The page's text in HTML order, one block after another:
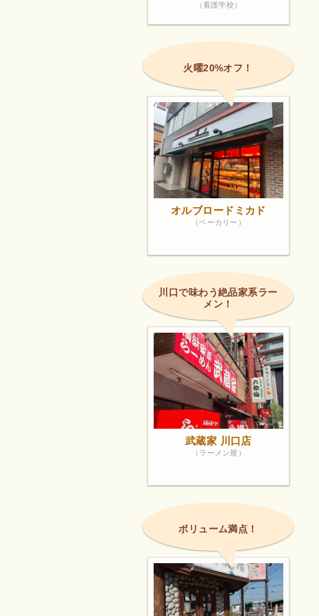
（看護学校）
火曜20%オフ！
オルブロードミカド
（ベーカリー）
川口で味わう絶品家系ラー
メン！
武蔵家 川口店
（ラーメン屋）
ボリューム満点！